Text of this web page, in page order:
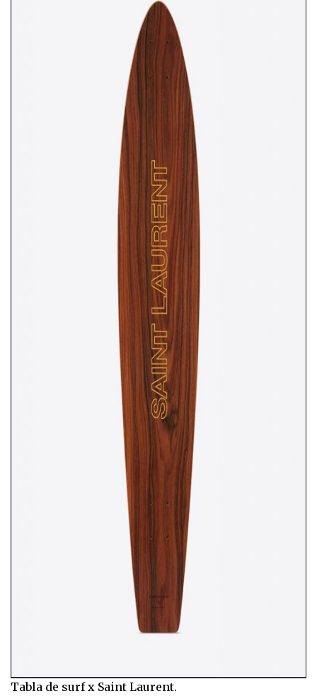
Tabla de surf x Saint Laurent.